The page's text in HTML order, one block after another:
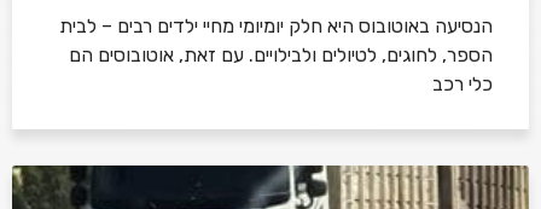
הנסיעה באוטובוס היא חלק יומיומי מחיי ילדים רבים – לבית
הספר, לחוגים, לטיולים ולבילויים. עם זאת, אוטובוסים הם
כלי רכב